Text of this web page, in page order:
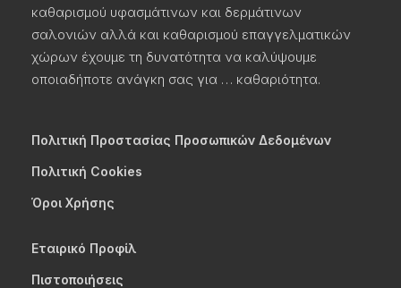
καθαρισμού υφασμάτινων και δερμάτινων
σαλονιών αλλά και καθαρισμού επαγγελματικών
χώρων έχουμε τη δυνατότητα να καλύψουμε
οποιαδήποτε ανάγκη σας για … καθαριότητα.
Πολιτική Προστασίας Προσωπικών Δεδομένων
Πολιτική Cookies
Όροι Χρήσης
Εταιρικό Προφίλ
Πιστοποιήσεις